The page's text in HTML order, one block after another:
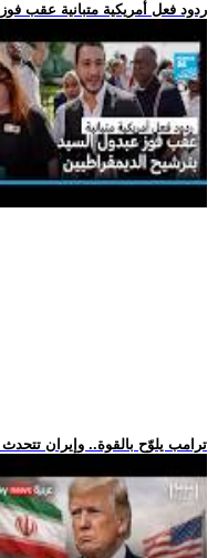
.. ردود فعل أمريكية متبانية عقب
.. ترامب يلوّح بالقوة.. وإيران